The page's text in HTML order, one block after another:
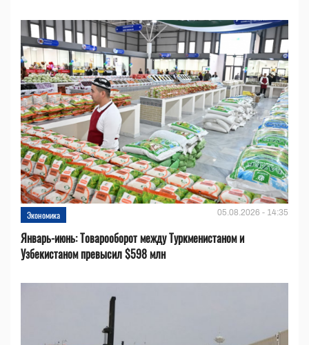
Экономика 05.08.2026 - 14:35
Январь-июнь: Товарооборот между Туркменистаном и
Узбекистаном превысил $598 млн